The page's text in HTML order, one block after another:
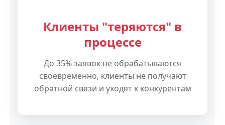
Клиенты "теряются" в
процессе
До 35% заявок не обрабатываются
своевременно, клиенты не получают
обратной связи и уходят к конкурентам